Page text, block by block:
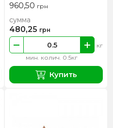
960,50 грн
мин. колич. 0.5кг
кг
сумма
480,25 грн
Купить